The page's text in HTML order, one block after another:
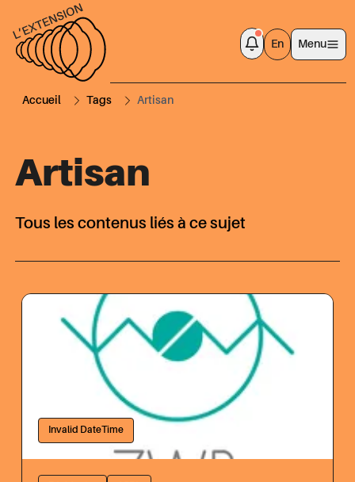
En Menu
Accueil Tags Artisan
Artisan
Tous les contenus liés à ce sujet
Invalid DateTime